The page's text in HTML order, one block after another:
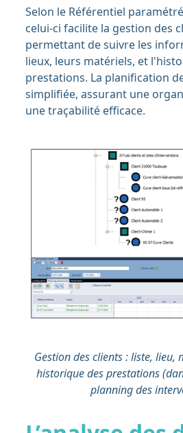
Selon le Référentiel
celui-ci facilite la gestion des
permettant de suivre les
lieux, leurs matériels, et
prestations. La planification
simplifiée, assurant une
une traçabilité efficace.
Gestion des clients : liste, lieu,
historique des prestations
planning des